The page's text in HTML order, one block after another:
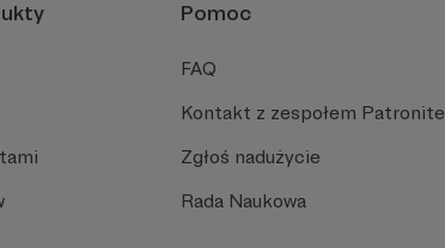
Pomoc
FAQ
Kontakt z zespołem Patronite
Zgłoś nadużycie
Rada Naukowa